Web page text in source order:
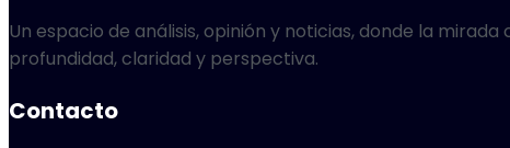
Un espacio de análisis, opinión y noticias, donde la
profundidad, claridad y perspectiva.
Contacto